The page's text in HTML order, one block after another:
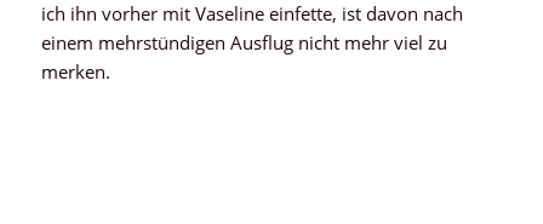
ich ihn vorher mit Vaseline einfette, ist davon nach
einem mehrstündigen Ausflug nicht mehr viel zu
merken.